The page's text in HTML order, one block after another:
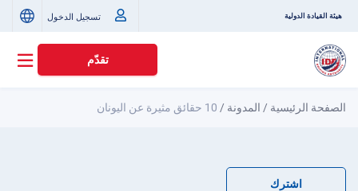
هيئة القيادة الدولية تسجيل الدخول
تقدّم
الصفحة الرئيسية / المدونة / 10 حقائق مثيرة عن اليونان
اشترك